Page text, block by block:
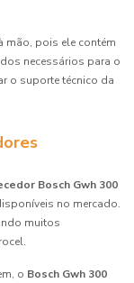
mão, pois ele contém
necessários para o
o suporte técnico da
Bosch Gwh 300
no mercado.
muitos
o Bosch Gwh 300